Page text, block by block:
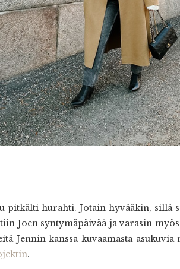
pitkälti hurahti. Jotain hyvääkin, sillä
Joen syntymäpäivää ja varasin
Jennin kanssa kuvaamasta asukuvia
.